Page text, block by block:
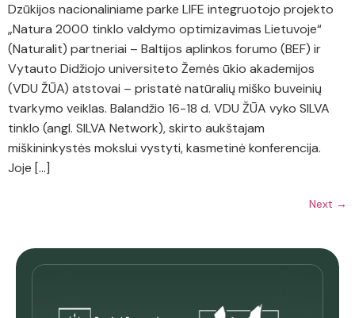
Dzūkijos nacionaliniame parke LIFE integruotojo projekto
„Natura 2000 tinklo valdymo optimizavimas Lietuvoje“
(Naturalit) partneriai – Baltijos aplinkos forumo (BEF) ir
Vytauto Didžiojo universiteto Žemės ūkio akademijos
(VDU ŽŪA) atstovai – pristatė natūralių miško buveinių
tvarkymo veiklas. Balandžio 16-18 d. VDU ŽŪA vyko SILVA
tinklo (angl. SILVA Network), skirto aukštajam
miškininkystės mokslui vystyti, kasmetinė konferencija.
Joje […]
Next →